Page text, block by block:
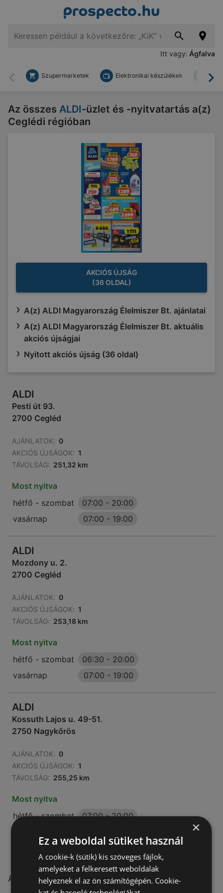
Itt vagy: Ágfalva
Vissza
Szupermarketek Elektronikai készülékek
Az összes ALDI-üzlet és -nyitvatartás a(z)
Ceglédi régióban
AKCIÓS ÚJSÁG
(36 OLDAL)
A(z) ALDI Magyarország Élelmiszer Bt. ajánlatai
A(z) ALDI Magyarország Élelmiszer Bt. aktuális
akciós újságjai
Nyitott akciós újság (36 oldal)
ALDI
Pesti út 93.
2700 Cegléd
AJÁNLATOK: 0
AKCIÓS ÚJSÁGOK: 1
TÁVOLSÁG: 251,32 km
Most nyitva
hétfő - szombat
07:00 - 20:00
vasárnap
07:00 - 19:00
ALDI
Mozdony u. 2.
2700 Cegléd
AJÁNLATOK: 0
AKCIÓS ÚJSÁGOK: 1
TÁVOLSÁG: 253,18 km
Most nyitva
hétfő - szombat
06:30 - 20:00
vasárnap
07:00 - 19:00
ALDI
Kossuth Lajos u. 49-51.
2750 Nagykőrös
AJÁNLATOK: 0
AKCIÓS ÚJSÁGOK: 1
TÁVOLSÁG: 255,25 km
Most nyitva
hétfő - szombat
07:00-20:00
ALDI üzletek itt:
×
Ez a weboldal sütiket használ
A cookie-k (sütik) kis szöveges fájlok,
amelyeket a felkeresett weboldalak
helyeznek el az ön számítógépén. Cookie-